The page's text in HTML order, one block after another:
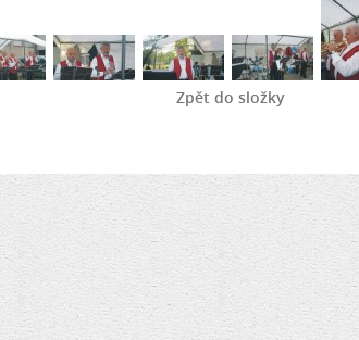
Zpět do složky